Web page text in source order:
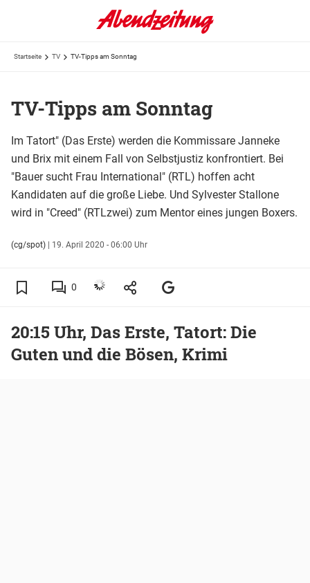
Startseite TV TV-Tipps am Sonntag
TV-Tipps am Sonntag
Im Tatort" (Das Erste) werden die Kommissare Janneke
und Brix mit einem Fall von Selbstjustiz konfrontiert. Bei
"Bauer sucht Frau International" (RTL) hoffen acht
Kandidaten auf die große Liebe. Und Sylvester Stallone
wird in "Creed" (RTLzwei) zum Mentor eines jungen Boxers.
(cg/spot) | 19. April 2020 - 06:00 Uhr
0
20:15 Uhr, Das Erste, Tatort: Die
Guten und die Bösen, Krimi